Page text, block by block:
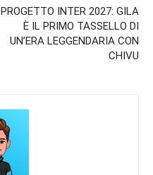
PROGETTO INTER 2027: GILA
È IL PRIMO TASSELLO DI
UN’ERA LEGGENDARIA CON
CHIVU